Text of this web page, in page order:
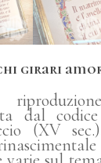
girari
dal
(XV